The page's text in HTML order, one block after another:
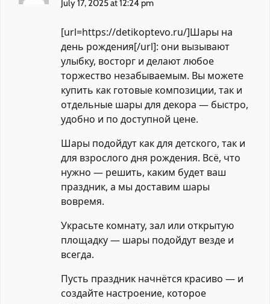
July 17, 2025 at 12:24 pm
[url=https://detikoptevo.ru/]Шары на
день рождения[/url]: они вызывают
улыбку, восторг и делают любое
торжество незабываемым. Вы можете
купить как готовые композиции, так и
отдельные шары для декора — быстро,
удобно и по доступной цене.
Шары подойдут как для детского, так и
для взрослого дня рождения. Всё, что
нужно — решить, каким будет ваш
праздник, а мы доставим шары
вовремя.
Украсьте комнату, зал или открытую
площадку — шары подойдут везде и
всегда.
Пусть праздник начнётся красиво — и
создайте настроение, которое